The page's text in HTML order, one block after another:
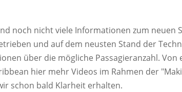
noch nicht viele Informationen zum neuen
und auf dem neusten Stand der
über die mögliche Passagieranzahl. Von
hier mehr Videos im Rahmen der
schon bald Klarheit erhalten.